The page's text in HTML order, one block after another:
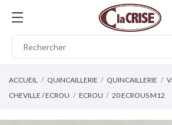
ACCUEIL QUINCAILLERIE QUINCAILLERIE
CHEVILLE / ECROU
ECROU 20 ECROUS M12